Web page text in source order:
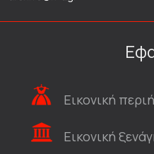
Εικονική
Εικονική